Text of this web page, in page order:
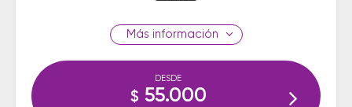
información
DESDE
$ 55.000